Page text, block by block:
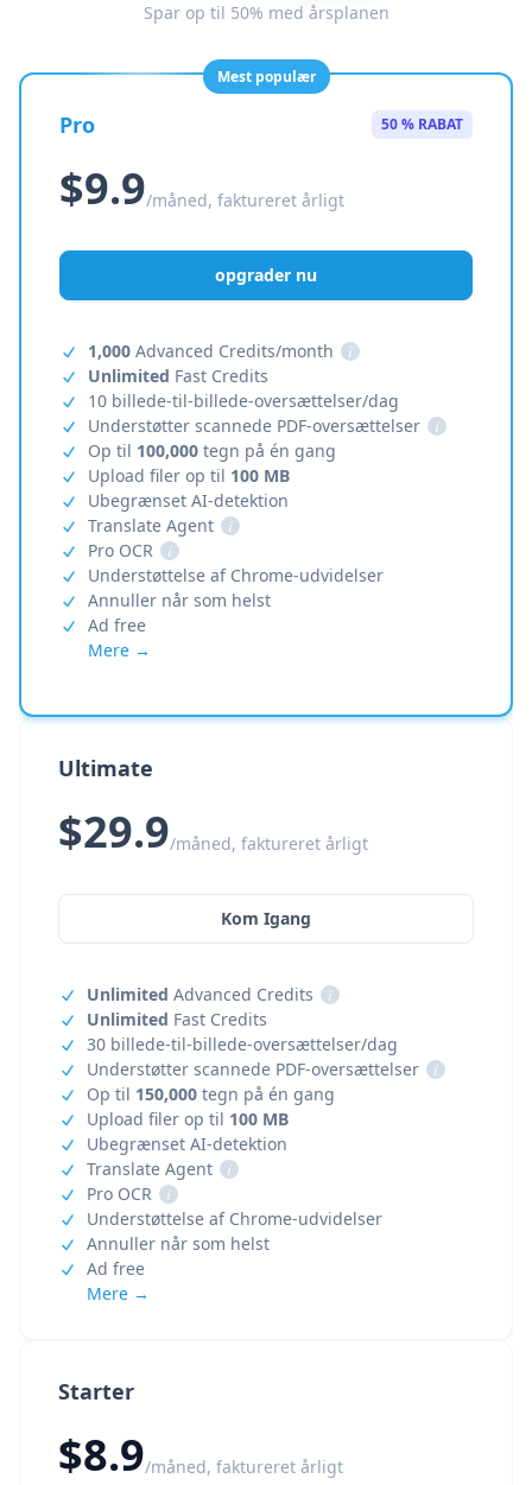
Spar op til 50% med årsplanen
Starter
$8.9/måned, faktureret årligt
Mest populær
Pro 50 % RABAT
$9.9/måned, faktureret årligt
opgrader nu
1,000 Advanced Credits/month
i
Unlimited Fast Credits
10 billede-til-billede-oversættelser/dag
Understøtter scannede PDF-oversættelser
i
Op til 100,000 tegn på én gang
Upload filer op til 100 MB
Ubegrænset AI-detektion
Translate Agent
i
Pro OCR
i
Understøttelse af Chrome-udvidelser
Annuller når som helst
Ad free
Mere →
Ultimate
$29.9/måned, faktureret årligt
Kom Igang
Unlimited Advanced Credits
i
Unlimited Fast Credits
30 billede-til-billede-oversættelser/dag
Understøtter scannede PDF-oversættelser
i
Op til 150,000 tegn på én gang
Upload filer op til 100 MB
Ubegrænset AI-detektion
Translate Agent
i
Pro OCR
i
Understøttelse af Chrome-udvidelser
Annuller når som helst
Ad free
Mere →